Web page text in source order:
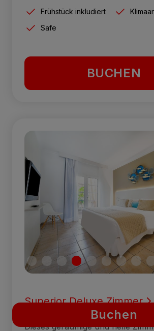
Buchen
Frühstück inkludiert
Safe
BUCHEN
Superior Deluxe Zimmer
Dieses geräumige und helle